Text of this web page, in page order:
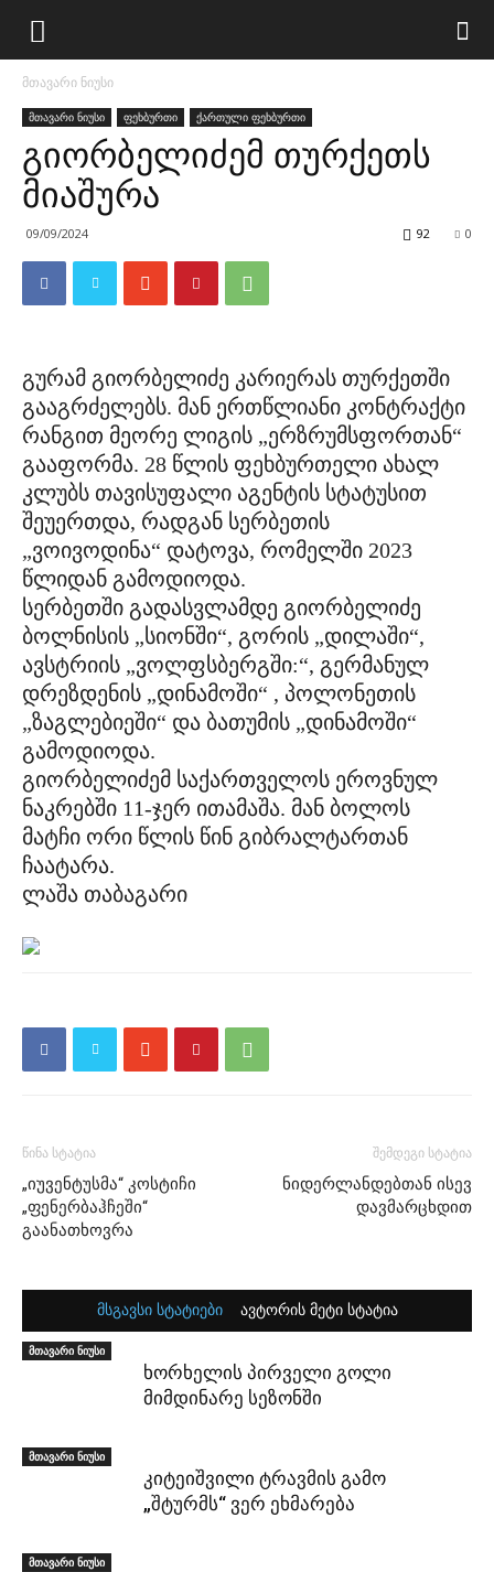
მთავარი ნიუსი
მთავარი ნიუსი ფეხბურთი ქართული ფეხბურთი
გიორბელიძემ თურქეთს
მიაშურა
09/09/2024 0
92
გურამ გიორბელიძე კარიერას თურქეთში
გააგრძელებს. მან ერთწლიანი კონტრაქტი
რანგით მეორე ლიგის „ერზრუმსფორთან“
გააფორმა. 28 წლის ფეხბურთელი ახალ
კლუბს თავისუფალი აგენტის სტატუსით
შეუერთდა, რადგან სერბეთის
„ვოივოდინა“ დატოვა, რომელში 2023
წლიდან გამოდიოდა.
სერბეთში გადასვლამდე გიორბელიძე
ბოლნისის „სიონში“, გორის „დილაში“,
ავსტრიის „ვოლფსბერგში:“, გერმანულ
დრეზდენის „დინამოში“ , პოლონეთის
„ზაგლებიეში“ და ბათუმის „დინამოში“
გამოდიოდა.
გიორბელიძემ საქართველოს ეროვნულ
ნაკრებში 11-ჯერ ითამაშა. მან ბოლოს
მატჩი ორი წლის წინ გიბრალტართან
ჩაატარა.
ლაშა თაბაგარი
წინა სტატია
„იუვენტუსმა“ კოსტიჩი
„ფენერბაჰჩეში“
გაანათხოვრა
შემდეგი სტატია
ნიდერლანდებთან ისევ
დავმარცხდით
მსგავსი სტატიები ავტორის მეტი სტატია
მთავარი ნიუსი
ხორხელის პირველი გოლი
მიმდინარე სეზონში
მთავარი ნიუსი
კიტეიშვილი ტრავმის გამო
„შტურმს“ ვერ ეხმარება
მთავარი ნიუსი